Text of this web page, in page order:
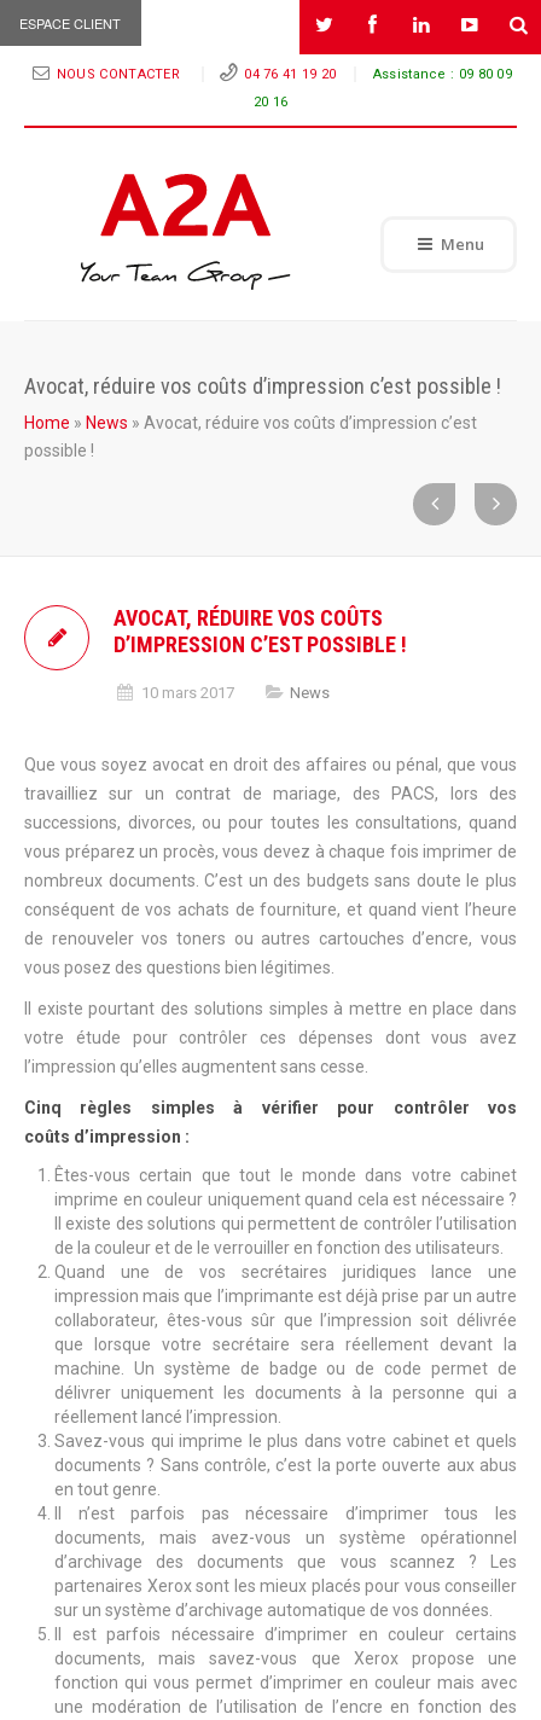
ESPACE CLIENT
NOUS CONTACTER 04 76 41 19 20 Assistance : 09 80 09
20 16
Menu
Avocat, réduire vos coûts d’impression c’est possible !
Home » News » Avocat, réduire vos coûts d’impression c’est
possible !
AVOCAT, RÉDUIRE VOS COÛTS
D’IMPRESSION C’EST POSSIBLE !
10 mars 2017 News
Que vous soyez avocat en droit des affaires ou pénal, que vous
travailliez sur un contrat de mariage, des PACS, lors des
successions, divorces, ou pour toutes les consultations, quand
vous préparez un procès, vous devez à chaque fois imprimer de
nombreux documents. C’est un des budgets sans doute le plus
conséquent de vos achats de fourniture, et quand vient l’heure
de renouveler vos toners ou autres cartouches d’encre, vous
vous posez des questions bien légitimes.
Il existe pourtant des solutions simples à mettre en place dans
votre étude pour contrôler ces dépenses dont vous avez
l’impression qu’elles augmentent sans cesse.
Cinq règles simples à vérifier pour contrôler vos
coûts d’impression :
Êtes-vous certain que tout le monde dans votre cabinet
imprime en couleur uniquement quand cela est nécessaire ?
Il existe des solutions qui permettent de contrôler l’utilisation
de la couleur et de le verrouiller en fonction des utilisateurs.
Quand une de vos secrétaires juridiques lance une
impression mais que l’imprimante est déjà prise par un autre
collaborateur, êtes-vous sûr que l’impression soit délivrée
que lorsque votre secrétaire sera réellement devant la
machine. Un système de badge ou de code permet de
délivrer uniquement les documents à la personne qui a
réellement lancé l’impression.
Savez-vous qui imprime le plus dans votre cabinet et quels
documents ? Sans contrôle, c’est la porte ouverte aux abus
en tout genre.
Il n’est parfois pas nécessaire d’imprimer tous les
documents, mais avez-vous un système opérationnel
d’archivage des documents que vous scannez ? Les
partenaires Xerox sont les mieux placés pour vous conseiller
sur un système d’archivage automatique de vos données.
Il est parfois nécessaire d’imprimer en couleur certains
documents, mais savez-vous que Xerox propose une
fonction qui vous permet d’imprimer en couleur mais avec
une modération de l’utilisation de l’encre en fonction des